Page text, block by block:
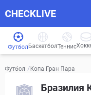
CHECKLIVE
Футбол БаскетболТеннис
Футбол /Копа Гран Пара
Бразилия